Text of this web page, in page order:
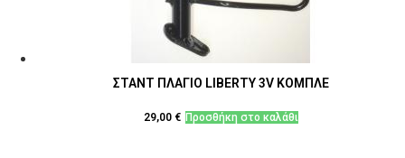
ΣΤΑΝΤ ΠΛΑΓΙΟ LIBERTY 3V ΚΟΜΠΛΕ
29,00 € Προσθήκη στο καλάθι